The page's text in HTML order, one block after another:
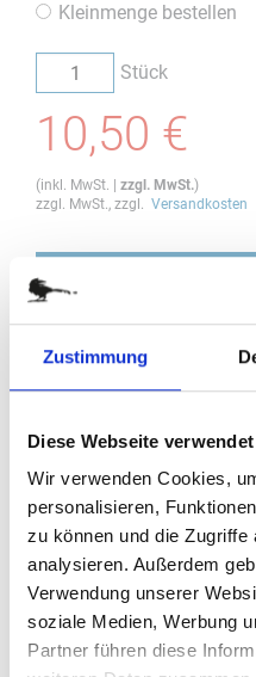
Zustimmung
Diese Webseite
Wir verwenden Cookies,
personalisieren,
zu können und die
analysieren. Außerdem
Verwendung unserer
soziale Medien, Werbung
Partner führen diese
Kleinmenge bestellen
Stück
10,50 €
(inkl. MwSt. zzgl. MwSt.)
zzgl. MwSt., zzgl. Versandkosten
Bestellung / Angebot
DETAILS
K53646 Romeo grün